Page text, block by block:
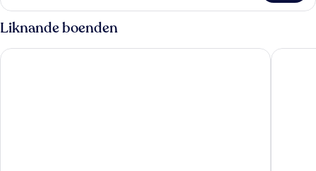
Matrimonial
Plus
Liknande boenden
Holiday Inn Express Lisbon Airport by IHG ibis